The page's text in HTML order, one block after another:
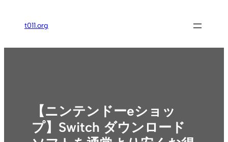
ス
t011.org
【ニンテンドーeショッ
プ】Switch ダウンロード